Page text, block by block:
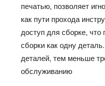
печатью, позволяет
как пути прохода
доступ для сборке, что
сборки как одну
деталей, тем меньше
обслуживанию